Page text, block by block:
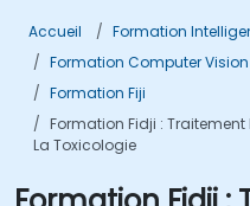
Accueil
Formation
Formation Computer Vision
Formation Fiji
Formation Fidji :
La Toxicologie